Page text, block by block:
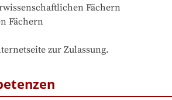
Fächern
Fächern
zur Zulassung.